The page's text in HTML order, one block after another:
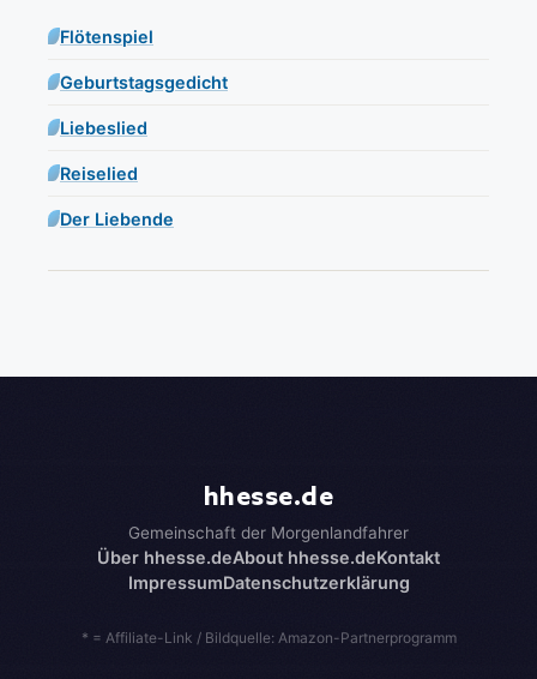
Flötenspiel
Geburtstagsgedicht
Liebeslied
Reiselied
Der Liebende
hhesse.de
Gemeinschaft der Morgenlandfahrer
Über hhesse.deAbout hhesse.deKontakt
ImpressumDatenschutzerklärung
* = Affiliate-Link / Bildquelle: Amazon-Partnerprogramm